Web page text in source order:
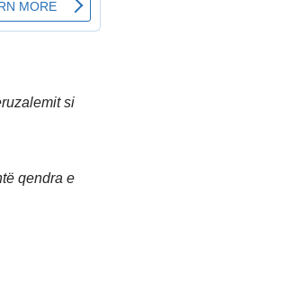
si
qendra e